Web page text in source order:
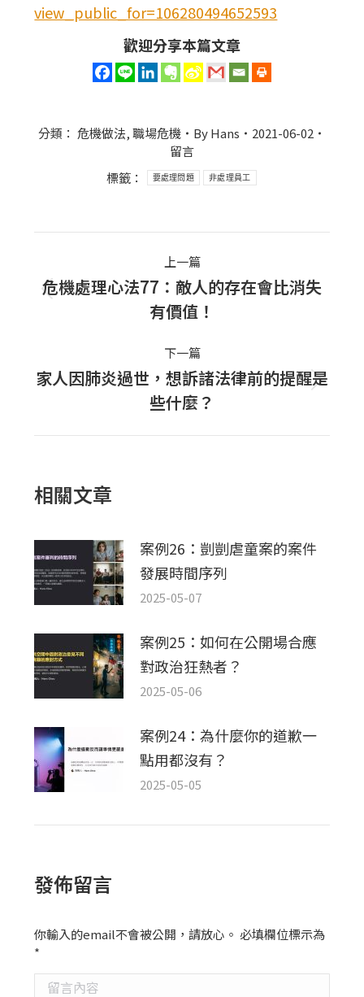
view_public_for=106280494652593
歡迎分享本篇文章
分類： 危機做法,職場危機 ByHans
2021-06-02
留言
標籤：
要處理問題 非處理員工
navigation
上一篇
上
一
篇
文
章：
危機處理心法77：敵人的存在會比消失
有價值！
下一篇
下
一
篇
家人因肺炎過世，想訴諸法律前的提醒是
些什麼？
相關文章
案例26：剴剴虐童案的案件
發展時間序列
2025-05-07
案例25：如何在公開場合應
對政治狂熱者？
2025-05-06
案例24：為什麼你的道歉一
點用都沒有？
2025-05-05
發佈留言
你輸入的email不會被公開，請放心。 必填欄位標示為
*
留言內容